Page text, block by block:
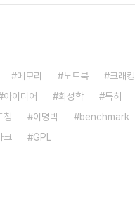
메모리 노트북 크래킹
아이디어 화성학 특허
청 이명박 benchmark
크 GPL